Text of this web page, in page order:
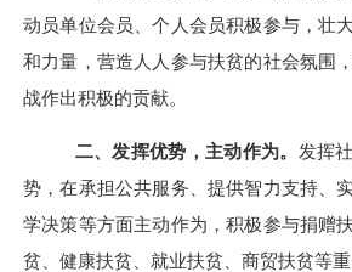
动员单位会员、个人会员积极参与，壮
和力量，营造人人参与扶贫的社会氛围
战作出积极的贡献。
二、发挥优势，主动作为。 发挥
势，在承担公共服务、提供智力支持、
学决策等方面主动作为，积极参与捐赠
贫、健康扶贫、就业扶贫、商贸扶贫等重